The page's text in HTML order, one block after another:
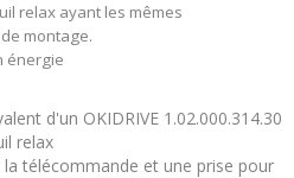
relax ayant les mêmes
montage.
énergie
d'un OKIDRIVE 1.02.000.314.30
relax
télécommande et une prise pour